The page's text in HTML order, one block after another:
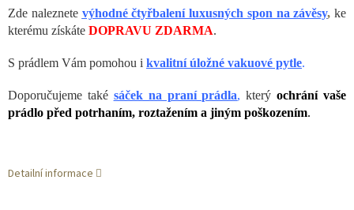
Zde naleznete výhodné čtyřbalení luxusných spon na závěsy, ke
kterému získáte DOPRAVU ZDARMA.
S prádlem Vám pomohou i kvalitní úložné vakuové pytle.
Doporučujeme také sáček na praní prádla, kterýochrání vaše
prádlo před potrhaním, roztažením a jiným poškozením.
Detailní informace